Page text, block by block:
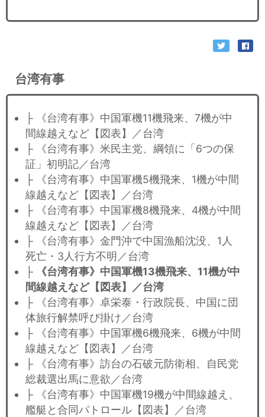
台湾有事
├ 《台湾有事》中国軍機11機飛来、7機が中
間線越えなど【図表】／台湾
├ 《台湾有事》米民主党、綱領に「6つの保
証」初明記／台湾
├ 《台湾有事》中国軍機5機飛来、1機が中間
線越えなど【図表】／台湾
├ 《台湾有事》中国軍機8機飛来、4機が中間
線越えなど【図表】／台湾
├ 《台湾有事》金門沖で中国漁船沈没、1人
死亡・3人行方不明／台湾
├
《台湾有事》中国軍機13機飛来、11機が中
間線越えなど【図表】／台湾
├ 《台湾有事》卓栄泰・行政院長、中国に団
体旅行解禁呼び掛け／台湾
├ 《台湾有事》中国軍機6機飛来、6機が中間
線越えなど【図表】／台湾
├ 《台湾有事》訪台の石破元防衛相、自民党
総裁選出馬に意欲／台湾
├ 《台湾有事》中国軍機19機が中間線越え、
艦艇と合同パトロール【図表】／台湾